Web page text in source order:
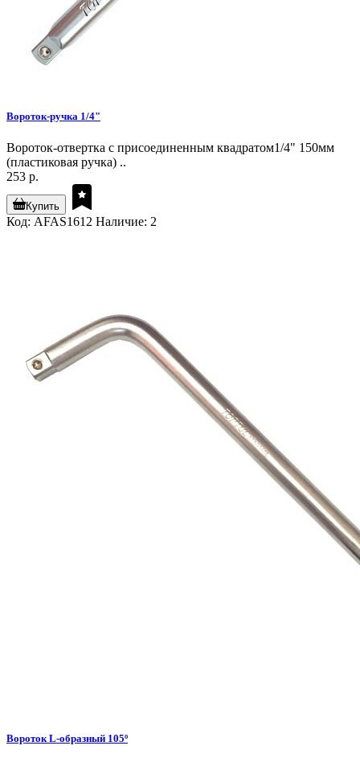
Вороток-ручка 1/4"
Вороток-отвертка с присоединенным квадратом1/4" 150мм
(пластиковая ручка) ..
253 р.
Купить
Код: AFAS1612 Наличие: 2
Вороток L-образный 105º